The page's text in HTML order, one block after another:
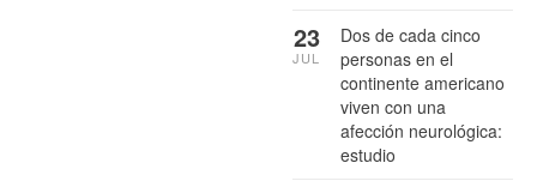
Dos de cada cinco
personas en el
continente americano
viven con una
afección neurológica:
estudio
23
JUL